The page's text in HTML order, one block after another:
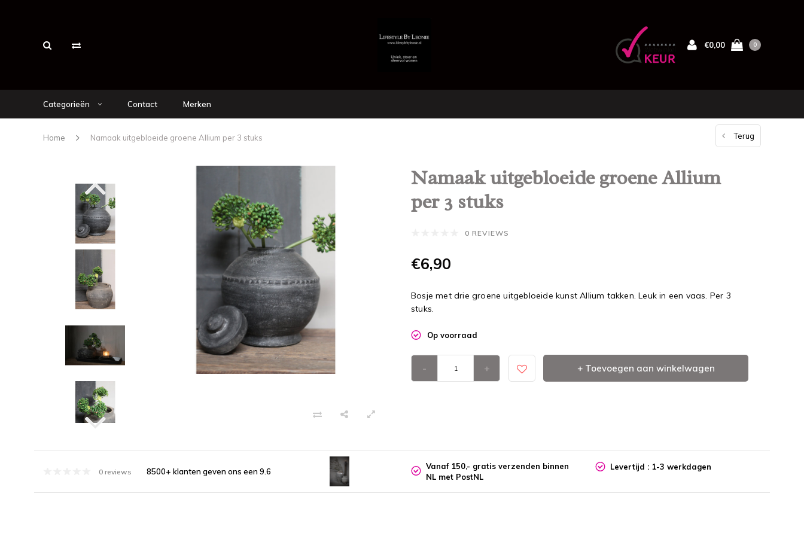
€0,00 0
Categorieën Contact Merken
Home Namaak uitgebloeide groene Allium per 3 stuks Terug
Namaak uitgebloeide groene Allium
per 3 stuks
0 REVIEWS
€6,90
Bosje met drie groene uitgebloeide kunst Allium takken. Leuk in een vaas. Per 3
stuks.
Op voorraad
- + + Toevoegen aan winkelwagen
0 reviews 8500+ klanten geven ons een 9.6
Vanaf 150,- gratis verzenden binnen
NL met PostNL
Levertijd : 1-3 werkdagen